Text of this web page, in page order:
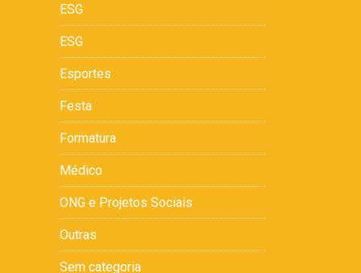
ESG
ESG
Esportes
Festa
Formatura
Médico
ONG e Projetos Sociais
Outras
Sem categoria